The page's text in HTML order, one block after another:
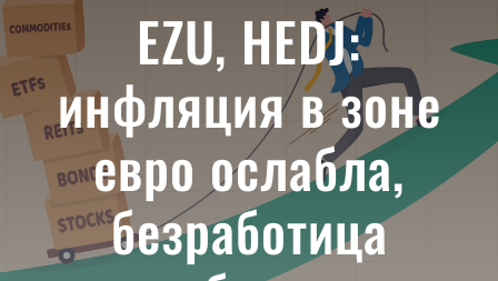
ЧТО ТАКОЕ ETF
ИНВЕСТИЦИИ В ETF
ТЕМАТИЧЕСКИЕ ETF
АКТУАЛЬНЫЕ
EZU, HEDJ:
инфляция в зоне
евро ослабла,
безработица